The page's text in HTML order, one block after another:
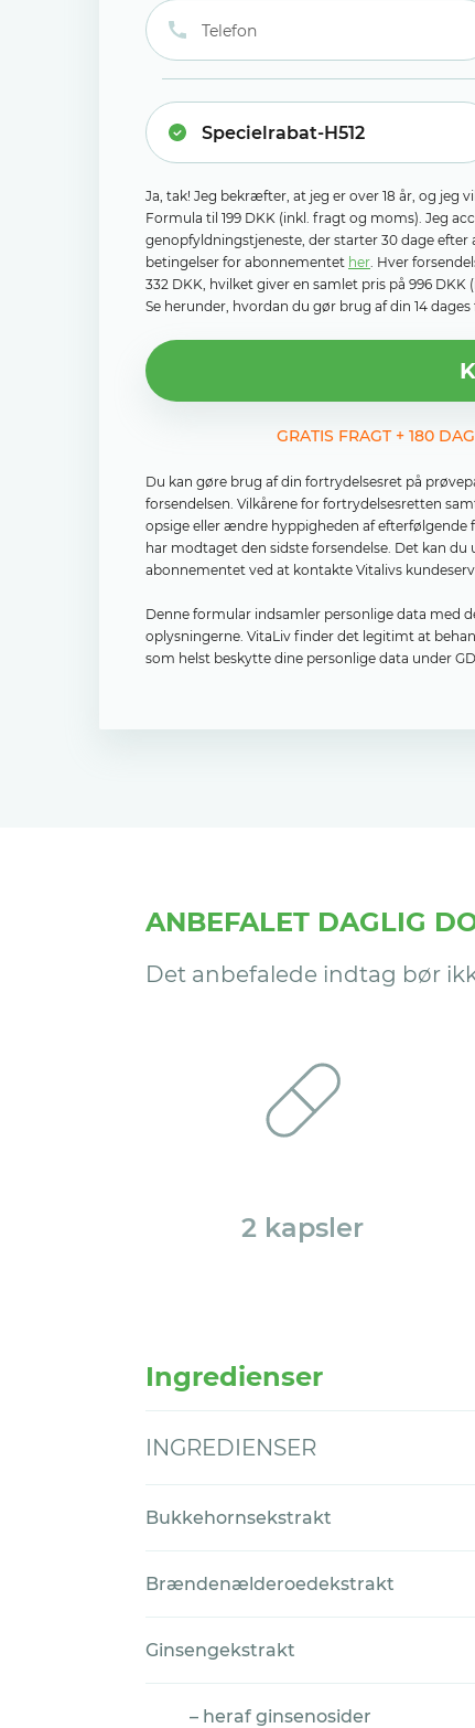
Ja, tak! Jeg bekræfter, at jeg er over 18 år, og jeg
Formula til 199 DKK (inkl. fragt og moms). Jeg
genopfyldningstjeneste, der starter 30 dage
betingelser for abonnementet her. Hver
332 DKK, hvilket giver en samlet pris på 996
Se herunder, hvordan du gør brug af din 14
GRATIS FRAGT + 180
Du kan gøre brug af din fortrydelsesret på
forsendelsen. Vilkårene for fortrydelsesretten
opsige eller ændre hyppigheden af ​​efterfølgende
har modtaget den sidste forsendelse. Det kan
abonnementet ved at kontakte Vitalivs
Denne formular indsamler personlige data med
oplysningerne. VitaLiv finder det legitimt at
som helst beskytte dine personlige data under
ANBEFALET DAGLIG
Det anbefalede indtag bør
2 kapsler
Ingredienser
INGREDIENSER
Bukkehornsekstrakt
Brændenælderoedekstrakt
Ginsengekstrakt
– heraf ginsenosider